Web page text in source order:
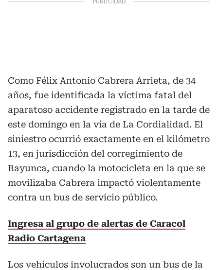
Como Félix Antonio Cabrera Arrieta, de 34
años, fue identificada la víctima fatal del
aparatoso accidente registrado en la tarde de
este domingo en la vía de La Cordialidad. El
siniestro ocurrió exactamente en el kilómetro
13, en jurisdicción del corregimiento de
Bayunca, cuando la motocicleta en la que se
movilizaba Cabrera impactó violentamente
contra un bus de servicio público.
Ingresa al grupo de alertas de Caracol
Radio Cartagena
Los vehículos involucrados son un bus de la